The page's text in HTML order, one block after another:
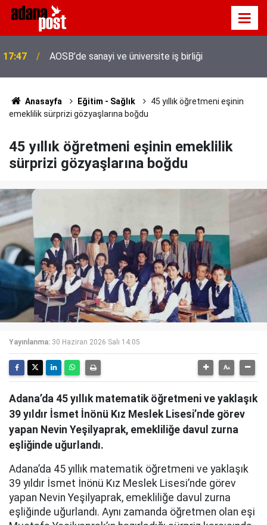
17:41
tepki gösterdi
Anasayfa Eğitim - Sağlık
45 yıllık öğretmeni eşinin
emeklilik sürprizi gözyaşlarına boğdu
45 yıllık öğretmeni eşinin emeklilik
sürprizi gözyaşlarına boğdu
Yayınlanma: 30 Haziran 2026 Salı 14:05
Adana’da 45 yıllık matematik öğretmeni ve yaklaşık
39 yıldır İsmet İnönü Kız Meslek Lisesi’nde görev
yapan Nevin Yeşilyaprak, emekliliğe davul zurna
eşliğinde uğurlandı.
Adana’da 45 yıllık matematik öğretmeni ve yaklaşık
39 yıldır İsmet İnönü Kız Meslek Lisesi’nde görev
yapan Nevin Yeşilyaprak, emekliliğe davul zurna
eşliğinde uğurlandı. Aynı zamanda öğretmen olan eşi